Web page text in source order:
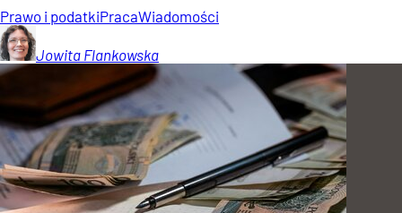
Prawo i podatkiPracaWiadomości
Jowita Flankowska